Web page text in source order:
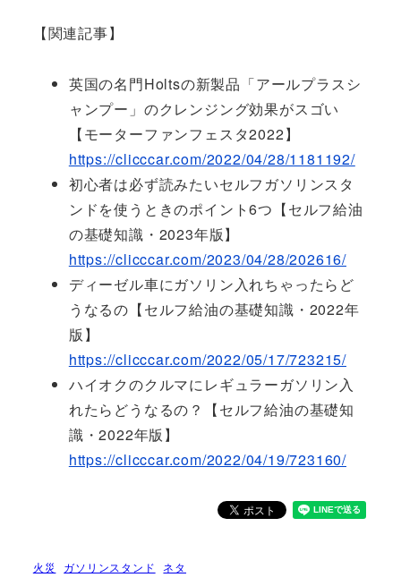
【関連記事】
英国の名門Holtsの新製品「アールプラスシ
ャンプー」のクレンジング効果がスゴい
【モーターファンフェスタ2022】
https://clicccar.com/2022/04/28/1181192/
初心者は必ず読みたいセルフガソリンスタ
ンドを使うときのポイント6つ【セルフ給油
の基礎知識・2023年版】
https://clicccar.com/2023/04/28/202616/
ディーゼル車にガソリン入れちゃったらど
うなるの【セルフ給油の基礎知識・2022年
版】
https://clicccar.com/2022/05/17/723215/
ハイオクのクルマにレギュラーガソリン入
れたらどうなるの？【セルフ給油の基礎知
識・2022年版】
https://clicccar.com/2022/04/19/723160/
火災 ガソリンスタンド ネタ